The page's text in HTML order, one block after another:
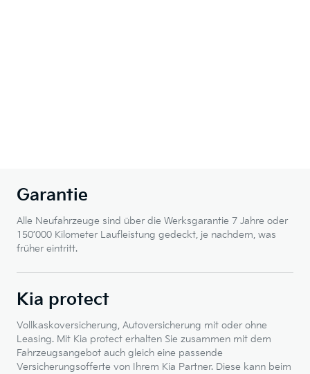
Garantie
Alle Neufahrzeuge sind über die Werksgarantie 7 Jahre oder
150’000 Kilometer Laufleistung gedeckt, je nachdem, was
früher eintritt.
Kia protect
Vollkaskoversicherung, Autoversicherung mit oder ohne
Leasing. Mit Kia protect erhalten Sie zusammen mit dem
Fahrzeugsangebot auch gleich eine passende
Versicherungsofferte von Ihrem Kia Partner. Diese kann beim